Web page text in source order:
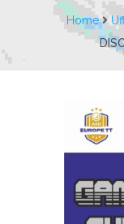
Home